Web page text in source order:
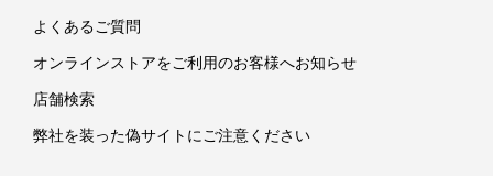
よくあるご質問
オンラインストアをご利用のお客様へお知らせ
店舗検索
弊社を装った偽サイトにご注意ください